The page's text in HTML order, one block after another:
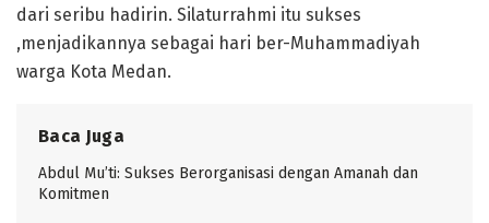
dari seribu hadirin. Silaturrahmi itu sukses
,menjadikannya sebagai hari ber-Muhammadiyah
warga Kota Medan.
Baca Juga
Abdul Mu’ti: Sukses Berorganisasi dengan Amanah dan
Komitmen